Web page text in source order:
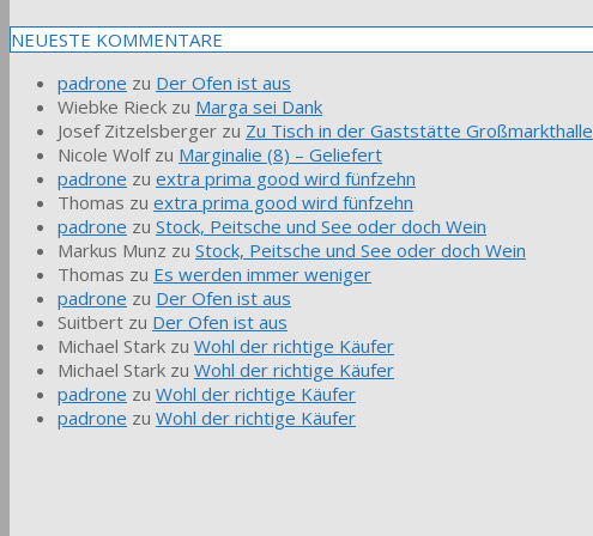
NEUESTE KOMMENTARE
padrone zu Der Ofen ist aus
Wiebke Rieck zu Marga sei Dank
Josef Zitzelsberger zu Zu Tisch in der Gaststätte Großmarkthalle
Nicole Wolfzu Marginalie (8) – Geliefert
padrone zu extra prima good wird fünfzehn
Thomas zu extra prima good wird fünfzehn
padrone zu Stock, Peitsche und See oder doch Wein
Markus Munz zu Stock, Peitsche und See oder doch Wein
Thomas zu Es werden immer weniger
padrone zu Der Ofen ist aus
Suitbert zu Der Ofen ist aus
Michael Stark zu Wohl der richtige Käufer
Michael Stark zu Wohl der richtige Käufer
padrone zu Wohl der richtige Käufer
padrone zu Wohl der richtige Käufer